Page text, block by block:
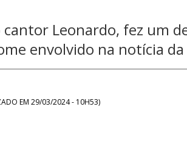
Leonardo, fez um
envolvido na notícia da
EM 29/03/2024 - 10H53)